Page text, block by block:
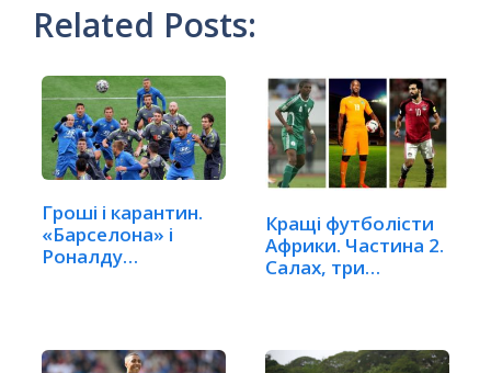
Related Posts:
Гроші і карантин.
«Барселона» і
Роналду
Кращі футболісти
Африки. Частина 2.
Салах, три…